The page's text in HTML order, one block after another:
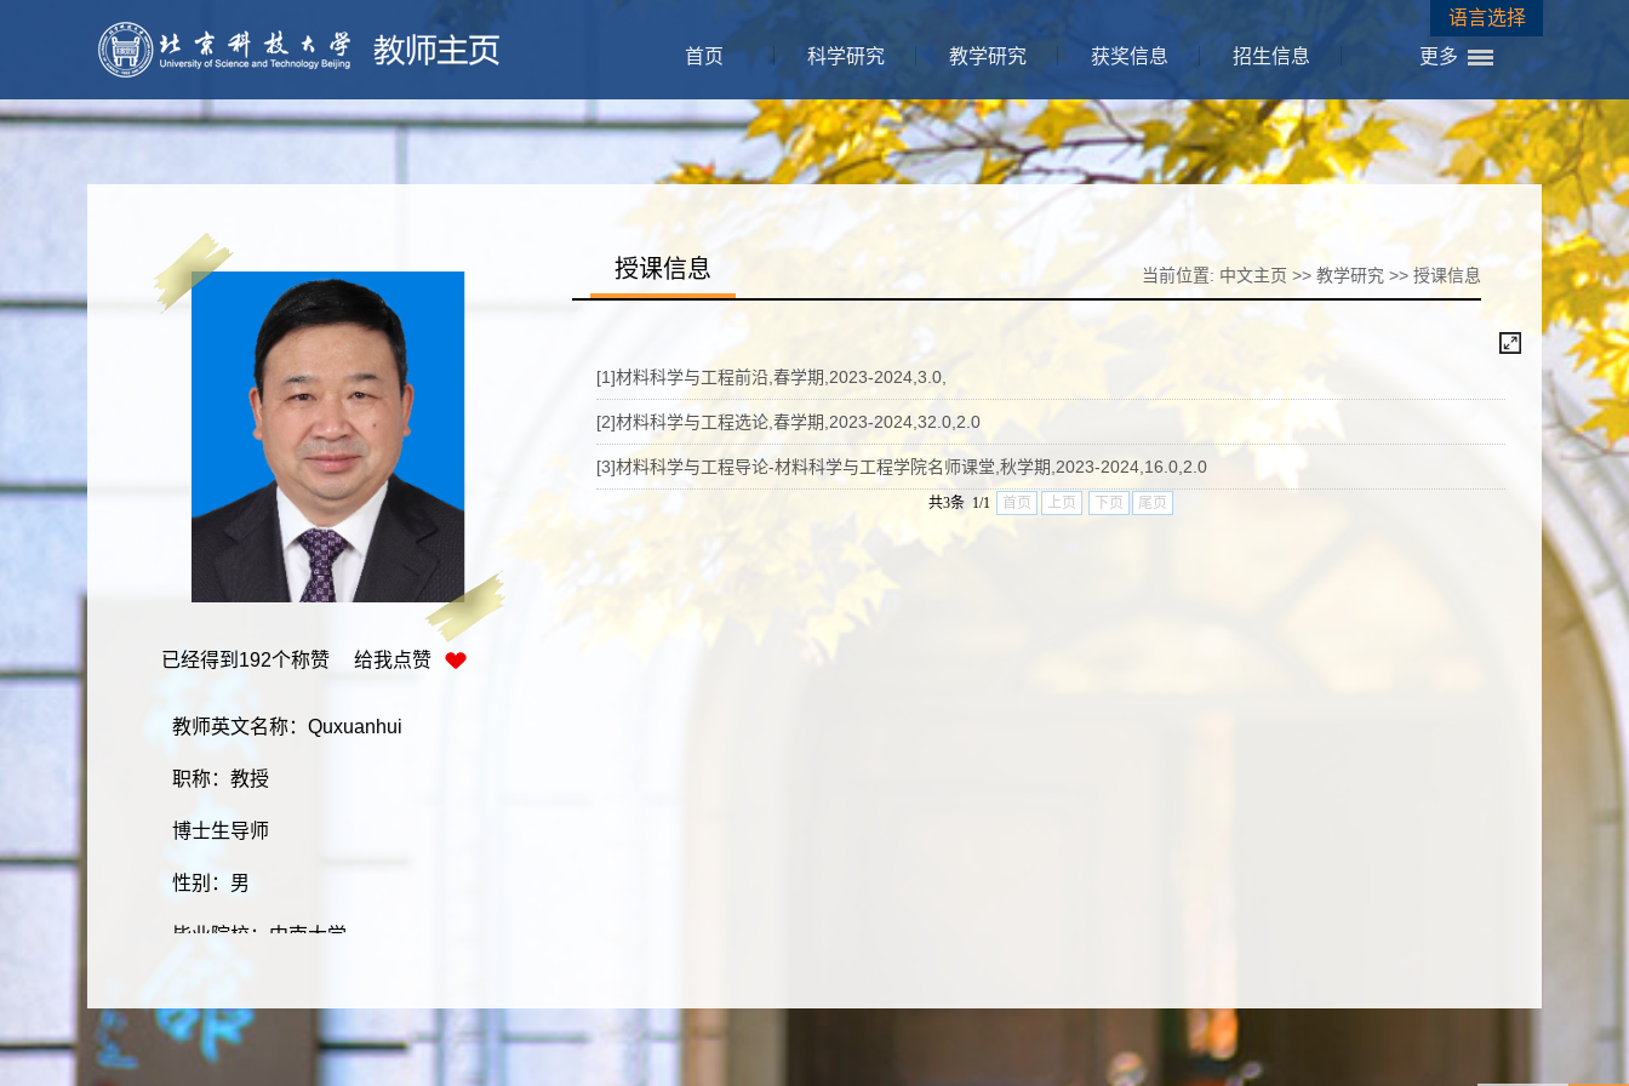
语言选择
首页
科学研究 教学研究 获奖信息 招生信息 更多
已经得到 192个称赞 给我点赞
教师英文名称：Quxuanhui
职称：教授
博士生导师
性别：男
毕业院校：中南大学
学历：研究生
授课信息 当前位置: 中文主页 >> 教学研究 >> 授课信息
[1]材料科学与工程前沿,春学期,2023-2024,3.0,
[2]材料科学与工程选论,春学期,2023-2024,32.0,2.0
[3]材料科学与工程导论-材料科学与工程学院名师课堂,秋学期,2023-2024,16.0,2.0
共3条 1/1 首页 上页 下页 尾页